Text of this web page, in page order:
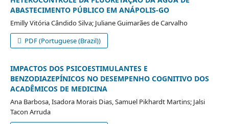
ABASTECIMENTO PÚBLICO EM ANÁPOLIS-GO
Emilly Vitória Cândido Silva; Juliane Guimarães de Carvalho
PDF (Portuguese (Brazil))
IMPACTOS DOS PSICOESTIMULANTES E
BENZODIAZEPÍNICOS NO DESEMPENHO COGNITIVO DOS
ACADÊMICOS DE MEDICINA
Ana Barbosa, Isadora Morais Dias, Samuel Pikhardt Martins; Jalsi
Tacon Arruda